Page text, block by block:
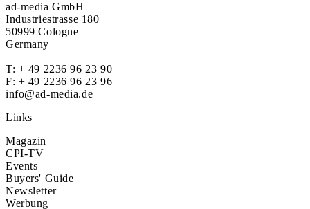
ad-media GmbH
Industriestrasse 180
50999 Cologne
Germany
T: + 49 2236 96 23 90
F: + 49 2236 96 23 96
info@ad-media.de
Links
Magazin
CPI-TV
Events
Buyers' Guide
Newsletter
Werbung